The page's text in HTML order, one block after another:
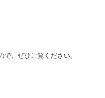
、ぜひご覧ください。